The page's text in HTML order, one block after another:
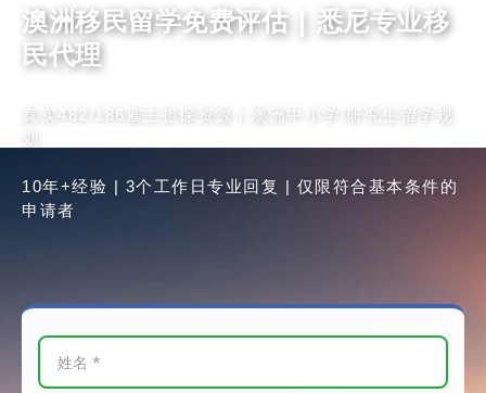
澳洲移民留学免费评估 | 悉尼专业移
民代理
真实482/186雇主担保资源 | 澳洲中小学/研究生留学规
划
10年+经验 | 3个工作日专业回复 | 仅限符合基本条件的
申请者